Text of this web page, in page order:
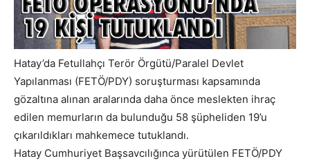
Hatay’da Fetullahçı Terör Örgütü/Paralel Devlet
Yapılanması (FETÖ/PDY) soruşturması kapsamında
gözaltına alınan aralarında daha önce meslekten ihraç
edilen memurların da bulunduğu 58 şüpheliden 19’u
çıkarıldıkları mahkemece tutuklandı.
Hatay Cumhuriyet Başsavcılığınca yürütülen FETÖ/PDY